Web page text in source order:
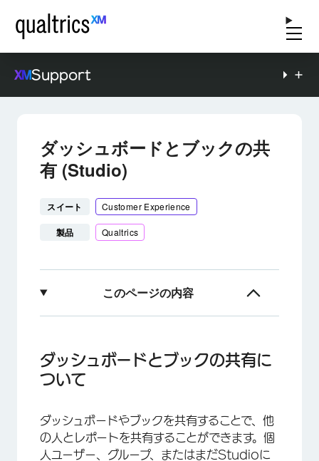
Support
ダッシュボードとブックの共
有 (Studio)
スイート Customer Experience
製品 Qualtrics
このページの内容
ダッシュボードまたはブックの共有
オーナーvs. 編集者対編集者閲覧者
クシェアリング
一度に複数のダッシュボードまたはブックの共有
ダッシュボードとブックの共有に
ついて
ダッシュボードやブックを共有することで、他
の人とレポートを共有することができます。個
人ユーザー、グループ、またはまだStudioに